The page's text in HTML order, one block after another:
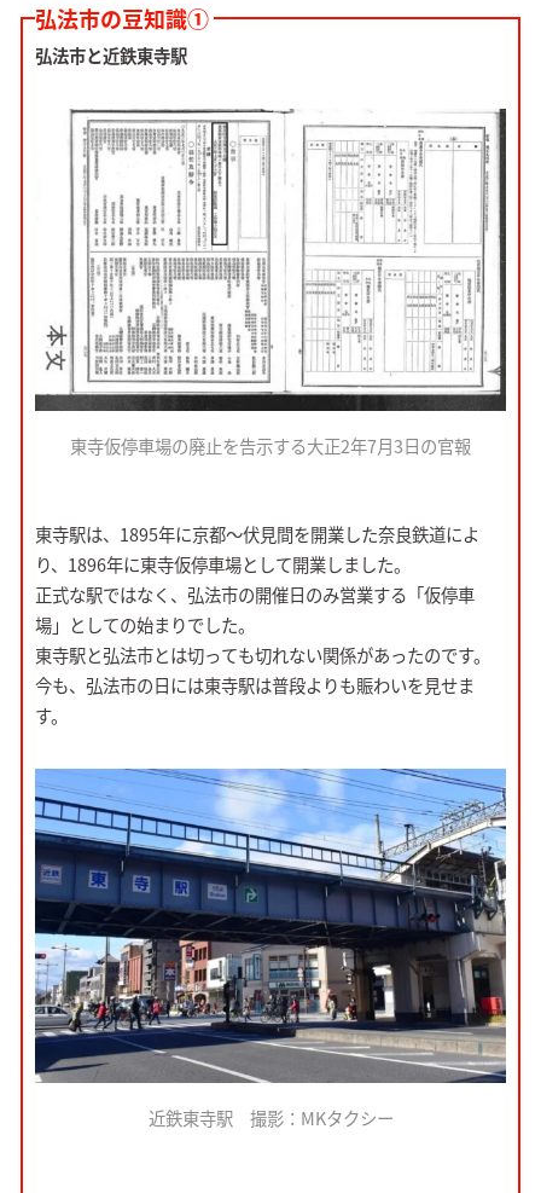
弘法市の豆知識①
弘法市と近鉄東寺駅
東寺仮停車場の廃止を告示する大正2年7月3日の官報
東寺駅は、1895年に京都～伏見間を開業した奈良鉄道によ
り、1896年に東寺仮停車場として開業しました。
正式な駅ではなく、弘法市の開催日のみ営業する「仮停車
場」としての始まりでした。
東寺駅と弘法市とは切っても切れない関係があったのです。
今も、弘法市の日には東寺駅は普段よりも賑わいを見せま
す。
近鉄東寺駅 撮影：MKタクシー